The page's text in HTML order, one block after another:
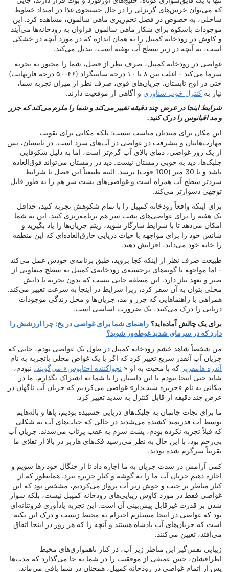
که می‌توان خرس‌های گریزلی را در حال جستجوی غذا در امتداد خطوط
ساحلی، به خصوص در فصل تخم‌ریزی ماهی سالمون، مشاهده کرد. این
موجودات باشکوه برای شکار ماهی سالمون فراوان به رودخانه‌ها می‌آیند
و کاوش در رودخانه کمپبل را به همان اندازه که در مورد آنچه در خشکی
است، به آنچه در زیر سطح آب نهفته است، تبدیل می‌کند.
غواصی در رودخانه کمپبل، صرف نظر از فصل، شما را مجبور به تجربه
سرما می‌کند - اغلب بین ۸ تا ۱۰ درجه سانتیگراد (۴۶-۵۰ درجه فارنهایت)
حتی در اوج تابستان. جریان‌های قوی، صرف نظر از میزان تجربه شما،
نیاز به کنترل خوب شناوری و آگاهی از موقعیت دارند.
شرایط اینجا در عرض چند دقیقه تغییر می‌کند و شما را ملزم می‌کند که جزر
و مد اقیانوس را درک کنید.
این مکان برای مبتدیان مناسب نیست؛ بلکه مکانی برای تقویت
مهارت‌هایتان و پیشرفت در غواصی در آب‌های سرد است. در تابستان، پس
از یک روز غواصی، دمای بالای آب گرم‌تر است، اما به دلیل شکوفایی
جلبک‌ها، دید به خوبی زمستان نیست. دید در زمستان می‌تواند فوق‌العاده
باشد و تا 30 متر (100 فوت) برسد. البته طبیعتاً این فصل با شرایط
سردتر سطح آب همراه است و غواصی‌های پشت سر هم را به طور قابل
توجهی دشوارتر می‌کند.
برای اینکه واقعاً رودخانه کمپبل را با تمام شکوهش تجربه کنید، حداقل
یک هفته را برای غواصی‌های پشت سر هم برنامه‌ریزی کنید. این به شما
امکان می‌دهد تا با شرایط سازگار شوید، ریتم جریان‌ها را یاد بگیرید و
شانس خود را برای مواجهه با حیات دریایی خارق‌العاده‌ای که این منطقه
را خانه خود می‌داند، افزایش دهید.
طبیعت صرف نظر از اینکه کجا بروید، طبق برنامه‌ی خودش عمل می‌کند
- اما مواجهه با گونه‌های برجسته‌ی رودخانه‌ی کمپبل به سطح متفاوتی از
صبر و تعهد نیاز دارد. این منطقه جایی نیست که بدون تجربه یا دانش
محلی بتوان به آن سفر کرد، زیرا شرایط در اینجا به سرعت تغییر می‌کند.
همراهی با راهنماهایی که جزر و مد، جریان‌ها و محل زندگی موجودات
دریایی را درک می‌کنند، یک ضرورت اساسی است.
برای یک چالش آماده‌اید؟ راهنمای شما برای غواصی در یخ: چرا ارزشش را
دارد که در سرمای شدید غوطه‌ور شوید؟
من شخصاً شاهد خشم رودخانه کمپبل در طول یک غواصی بودم، جایی که
جریان آب آنقدر سریع تغییر کرد که اگر با یک غواص محلی باتجربه به نام
آندره هامفریز که با محبت به او « نجواکننده اختاپوس» می‌گویند، نبودم،
شاید حتی اینجا نبودم تا این داستان را با شما به اشتراک بگذارم. ما در
مکانی به نام «جزیره شیب‌دار» غواصی می‌کردیم که جریان آب ناگهان در
عرض چند دقیقه از قابل کنترل به شدید تغییر کرد.
ما برای نجات جانمان به جلبک‌های دریایی چسبیده بودیم، پاها و باله‌هایم
توسط آب قدرتمند کشیده می‌شدند در حالی که حباب‌های آب به شکلی
که قبلاً تجربه نکرده بودم، پشت سرم به عقب پرتاب می‌شدند. جریان آب
بی‌رحم بود، با این حال به نظر می‌رسید فک‌های هاربر در بالا از تقلای ما
تقریباً سرگرم شده بودند.
کمی آرامش در شدت جریان به ما اجازه داد تا از چنگال خود رها شویم و
اجازه دهیم جریان آب ما را به گوشه و کنار جزیره ببرد. همانطور که از
کنار مناظر پر جنب و جوش زیر آب پرواز می‌کردیم، مشخص بود که این
غواصی فقط در مورد کاوش زیبایی‌های رودخانه کمپبل نیست، بلکه سوار
شدن بر قدرت غیرقابل پیش‌بینی آن است. این تجربه یادآوری فروتنانه‌ای
بود که غواصی در اینجا مستلزم احترام به محیط زیست و درک این نکته
است که جریان‌های آب پادشاه هستند و آنچه را که هر روز در اینجا اتفاق
می‌افتد، تعیین می‌کنند.
زیبایی نفس‌گیر این مناظر زیر آب، در کنار ناهمواری‌های محیط
اطرافشان، حس عمیقی از موفقیت را در شما به جا می‌گذارد که مدت‌ها
پس از اتمام غواصی در رودخانه کمپبل، همچنان در شما باقی می‌ماند.